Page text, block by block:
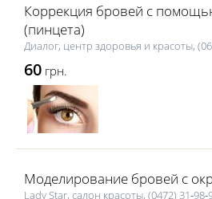
Коррекция бровей с
(пинцета)
Диалог, центр здоровья и красоты,
60 грн.
Моделирование бровей с
Lаdy Star, салон красоты, (0472)